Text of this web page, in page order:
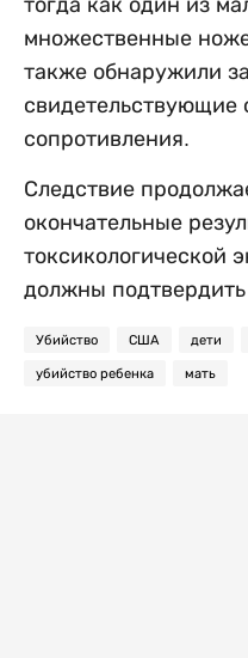
тогда как один из
множественные
также обнаружили
свидетельствующие
сопротивления.
Следствие
окончательные
токсикологической
должны
Убийство США дети
убийство ребенка мать